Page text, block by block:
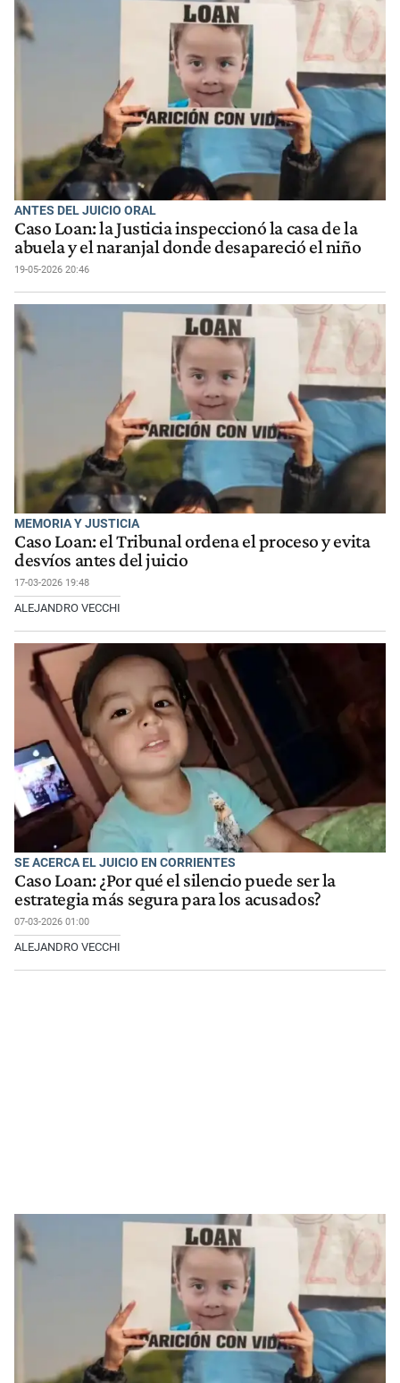
ANTES DEL JUICIO ORAL
Caso Loan: la Justicia inspeccionó la casa de la
abuela y el naranjal donde desapareció el niño
19-05-2026 20:46
MEMORIA Y JUSTICIA
Caso Loan: el Tribunal ordena el proceso y evita
desvíos antes del juicio
17-03-2026 19:48
ALEJANDRO VECCHI
SE ACERCA EL JUICIO EN CORRIENTES
Caso Loan: ¿Por qué el silencio puede ser la
estrategia más segura para los acusados?
07-03-2026 01:00
ALEJANDRO VECCHI